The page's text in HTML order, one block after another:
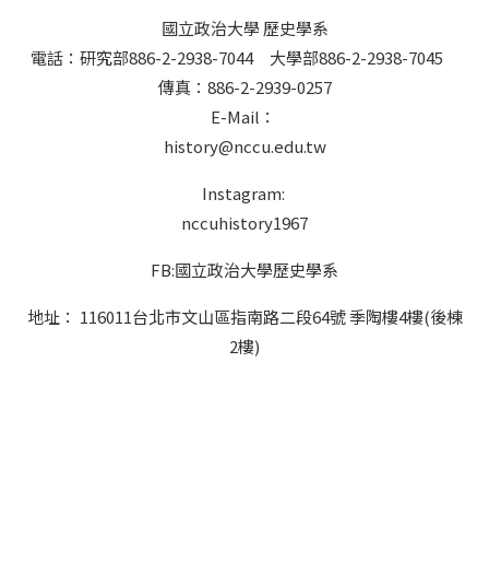
國立政治大學 歷史學系
電話：研究部886-2-2938-7044 大學部886-2-2938-7045
傳真：886-2-2939-0257
E-Mail：
history@nccu.edu.tw
Instagram:
nccuhistory1967
FB:國立政治大學歷史學系
地址： 116011台北市文山區指南路二段64號 季陶樓4樓(後棟
2樓)